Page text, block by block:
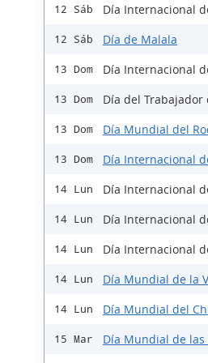
12 Sáb Día Internacional
12 Sáb Día de Malala
13 Dom Día Internacional
13 Dom Día del
13 Dom Día Mundial del
13 Dom Día Internacional
14 Lun Día Internacional
14 Lun Día Internacional
14 Lun Día Internacional
14 Lun Día Mundial de la
14 Lun Día Mundial del
15 Mar
Día Mundial de